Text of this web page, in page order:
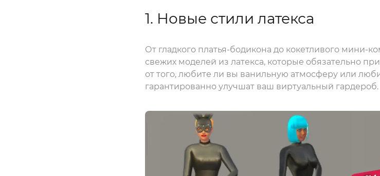
1. Новые стили латекса
От гладкого платья-бодикона до кокетливого мини-
свежих моделей из латекса, которые обязательно
от того, любите ли вы ванильную атмосферу или
гарантированно улучшат ваш виртуальный гардероб.